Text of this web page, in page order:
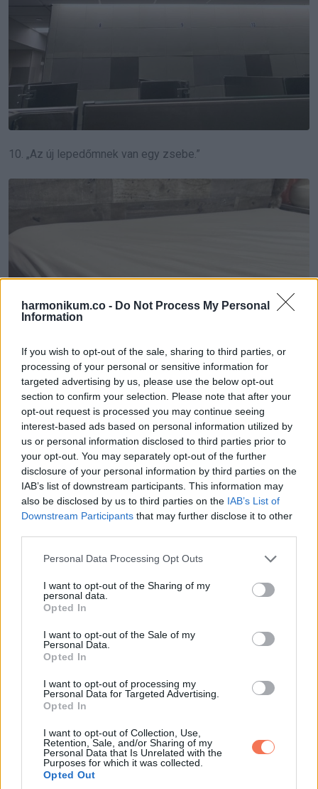
harmonikum.co - Do Not Process My Personal
Information
If you wish to opt-out of the sale, sharing to third parties, or
processing of your personal or sensitive information for
targeted advertising by us, please use the below opt-out
section to confirm your selection. Please note that after your
opt-out request is processed you may continue seeing
interest-based ads based on personal information utilized by
us or personal information disclosed to third parties prior to
your opt-out. You may separately opt-out of the further
disclosure of your personal information by third parties on the
IAB’s list of downstream participants. This information may
also be disclosed by us to third parties on the IAB’s List of
Downstream Participants that may further disclose it to other
Please note that this website/app uses one or more Google
not limited to your visit or usage behaviour. You may click to
grant or deny consent to Google and its third-party tags to
use your data for below specified purposes in below Google
consent section.
Personal Data Processing Opt Outs
I want to opt-out of the Sharing of my
personal data.
Opted In
I want to opt-out of the Sale of my
Personal Data.
Opted In
I want to opt-out of processing my
Personal Data for Targeted Advertising.
Opted In
I want to opt-out of Collection, Use,
Retention, Sale, and/or Sharing of my
Personal Data that Is Unrelated with the
Purposes for which it was collected.
Opted Out
10. „Az új lepedőmnek van egy zsebe.”
11. „3D nyomtatott ház, Németország”